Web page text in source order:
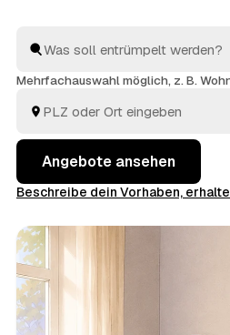
herumzutelefonieren. Erst wird
fachgerecht entsorgt, dann die
Auftrag an den Anbieter aus
RodenbergundBarsinghausen
Mehrfachauswahl möglich, z. B.
Angebote ansehen
Beschreibe dein Vorhaben,